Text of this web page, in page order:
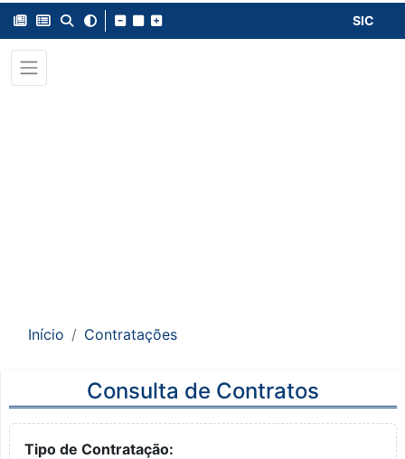
SIC
Início Contratações
Consulta de Contratos
Tipo de Contratação: